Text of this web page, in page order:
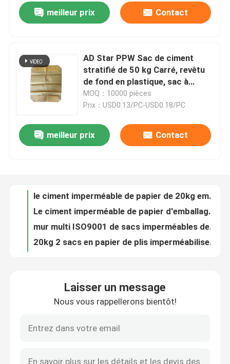
Maison
Produits
Au sujet de nous
Contrôle de qualité
Contactez-nous
Demandez une citation
Sacs de empaquetage de ciment
Pp cimentent des sacs
meilleur prix Contact
AD Star PPW Sac de ciment
stratifié de 50 kg Carré, revêtu
de fond en plastique, sac à
vannes tissé
MOQ：10000 pièces
Prix：USD0.13/PC-USD0.18/PC
meilleur prix Contact
Cimentez les sacs en papier imperméables des sacs en papier 20kg Multiwall Papier d'emballage de 2 plis stratifiés
20kg 2 sacs en papier de plis imperméabilisent les sacs en papier de Multiwall de ciment avec l'adhésif
Sac inférieur ISO9001 de ciment du sac 25KG 40KG 50KG Adstar de ciment de valve du bloc pp
Sac inférieur à valve de ciment du sac 25KG 40KG 50KG de valve de bloc d'étoile d'annonce
Laisser un message
Nous vous rappellerons bientôt!